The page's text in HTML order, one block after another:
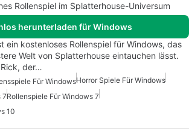
Rollenspiel im Splatterhouse-Universum
herunterladen für Windows
ein kostenloses Rollenspiel für Windows, das
Welt von Splatterhouse eintauchen lässt.
der…
Für WindowsHorror Spiele Für Windows
7Rollenspiele Für Windows 7
10